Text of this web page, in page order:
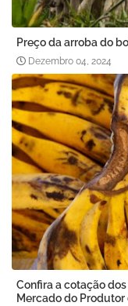
Preço da arroba do
Dezembro 04, 2024
Confira a cotação
Mercado do Produtor